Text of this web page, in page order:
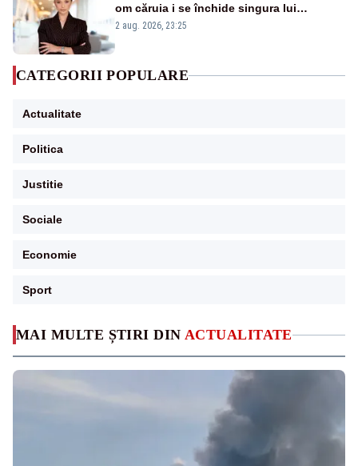
MAI MULTE ȘTIRI DIN ACTUALITATE
om căruia i se închide singura lui
portiță?”
2 aug. 2026, 23:25
CATEGORII POPULARE
Actualitate
Politica
Justitie
Sociale
Economie
Sport